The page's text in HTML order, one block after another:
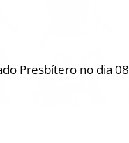
Presbítero no dia 08